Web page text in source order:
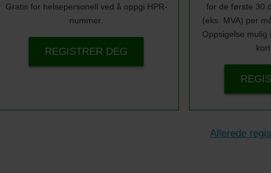
Gratis for helsepersonell ved å oppgi HPR-
nummer.
REGISTRER DEG
for de første 30
(eks. MVA) per
Oppsigelse mulig
Allerede